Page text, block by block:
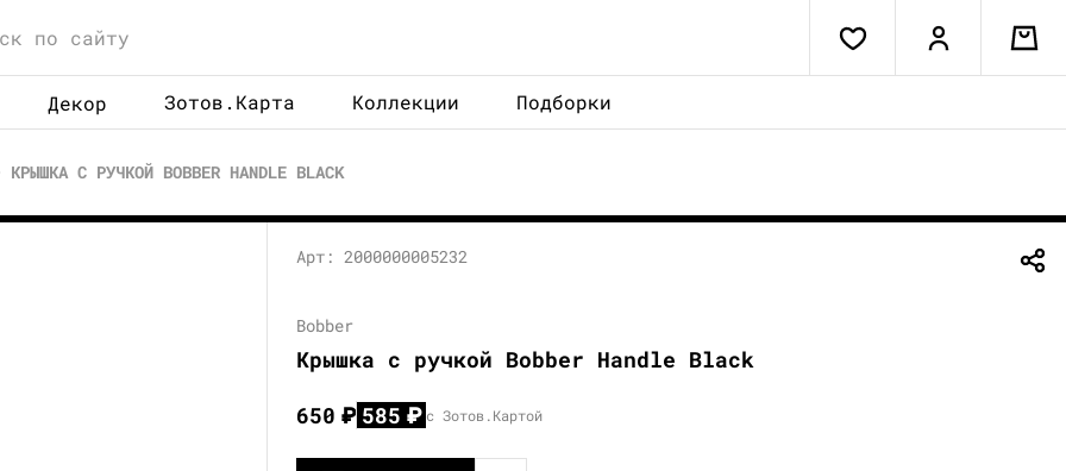
Декор Зотов.Карта Коллекции Подборки
КРЫШКА С РУЧКОЙ BOBBER HANDLE BLACK
Арт: 2000000005232
Bobber
Крышка с ручкой Bobber Handle Black
650₽ 585₽ с Зотов.Картой